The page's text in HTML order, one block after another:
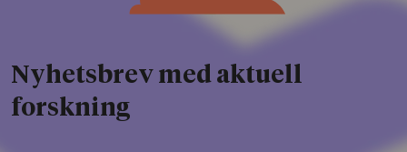
Nyhetsbrev med aktuell
forskning